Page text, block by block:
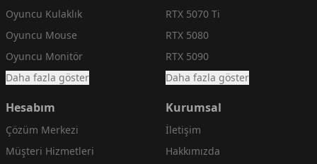
Oyuncu Kulaklık
Oyuncu Mouse
Oyuncu Monitör
Daha fazla göster
RTX 5070 Ti
RTX 5080
RTX 5090
Daha fazla göster
Hesabım
Çözüm Merkezi
Müşteri Hizmetleri
Kurumsal
İletişim
Hakkımızda